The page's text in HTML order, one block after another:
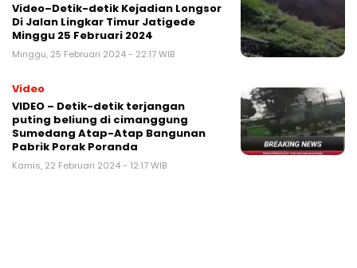
Video–Detik-detik Kejadian Longsor
Di Jalan Lingkar Timur Jatigede
Minggu 25 Februari 2024
Minggu, 25 Februari 2024 - 22:17 WIB
Video
VIDEO – Detik-detik terjangan
puting beliung di cimanggung
Sumedang Atap-Atap Bangunan
Pabrik Porak Poranda
Kamis, 22 Februari 2024 - 12:17 WIB